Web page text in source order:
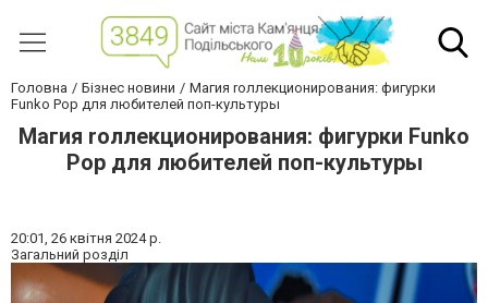
Головна Бізнес новини
Магия rоллекционирования: фигурки
Funko Pop для любителей поп-культуры
Магия rоллекционирования: фигурки Funko
Pop для любителей поп-культуры
20:01, 26 квітня 2024 р.
Загальний розділ